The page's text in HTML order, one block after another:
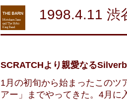
1998.4.11 渋
SCRATCHより親愛なる
1月の初旬から始まったこのツ
アー」までやってきた。4月に